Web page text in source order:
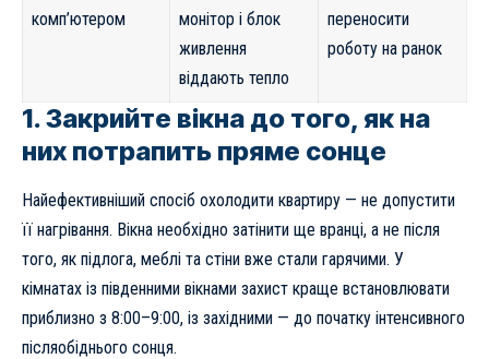
комп’ютером
монітор і блок
живлення
віддають тепло
переносити
роботу на ранок
1. Закрийте вікна до того, як на
них потрапить пряме сонце
Найефективніший спосіб охолодити квартиру — не допустити
її нагрівання. Вікна необхідно затінити ще вранці, а не після
того, як підлога, меблі та стіни вже стали гарячими. У
кімнатах із південними вікнами захист краще встановлювати
приблизно з 8:00–9:00, із західними — до початку інтенсивного
післяобіднього сонця.